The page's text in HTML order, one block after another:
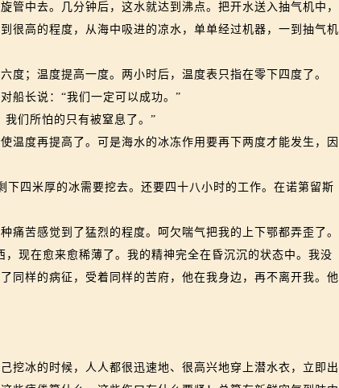
管中去。几分钟后，这水就达到沸点。把开水送入抽气机中，
很高的程度，从海中吸进的凉水，单单经过机器，一到抽气机
；温度提高一度。两小时后，温度表只指在零下四度了。
长说：“我们一定可以成功。”
们所怕的只有被窒息了。”
度再提高了。可是海水的冰冻作用要再下两度才能发生，因
四米厚的冰需要挖去。还要四十八小时的工作。在诺第留斯
苦感觉到了猛烈的程度。呵欠喘气把我的上下鄂都弄歪了。
现在愈来愈稀薄了。我的精神完全在昏沉沉的状态中。我没
同样的病征，受着同样的苦府，他在我身边，再不离开我。他
冰的时候，人人都很迅速地、很高兴地穿上潜水衣，立即出